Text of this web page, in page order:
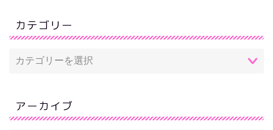
カテゴリー
アーカイブ